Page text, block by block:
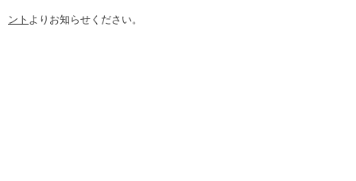
ント よりお知らせください。